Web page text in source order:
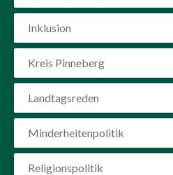
Inklusion
Kreis Pinneberg
Landtagsreden
Minderheitenpolitik
Religionspolitik